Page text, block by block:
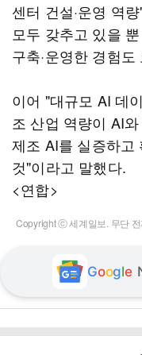
센터 건설·운영 역
모두 갖추고 있을
구축·운영한 경험
이어 "대규모 AI 데
조 산업 역량이 AI
제조 AI를 실증하고
것"이라고 말했다.
<연합>
Copyright ⓒ 세계일보. 무단
Google